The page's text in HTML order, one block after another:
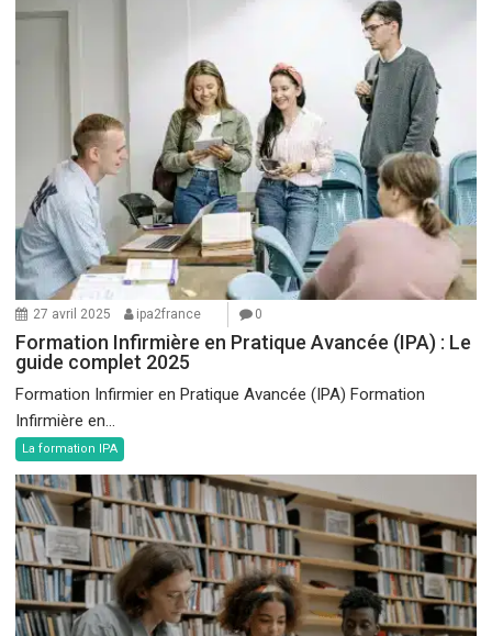
27 avril 2025 ipa2france 0
Formation Infirmière en Pratique Avancée (IPA) : Le
guide complet 2025
Formation Infirmier en Pratique Avancée (IPA) Formation
Infirmière en...
La formation IPA